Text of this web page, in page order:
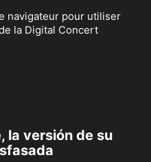
navigateur pour utiliser
la Digital Concert
la versión de su